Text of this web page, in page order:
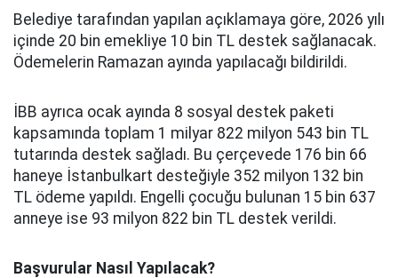
Belediye tarafından yapılan açıklamaya göre, 2026 yılı
içinde 20 bin emekliye 10 bin TL destek sağlanacak.
Ödemelerin Ramazan ayında yapılacağı bildirildi.
İBB ayrıca ocak ayında 8 sosyal destek paketi
kapsamında toplam 1 milyar 822 milyon 543 bin TL
tutarında destek sağladı. Bu çerçevede 176 bin 66
haneye İstanbulkart desteğiyle 352 milyon 132 bin
TL ödeme yapıldı. Engelli çocuğu bulunan 15 bin 637
anneye ise 93 milyon 822 bin TL destek verildi.
Başvurular Nasıl Yapılacak?